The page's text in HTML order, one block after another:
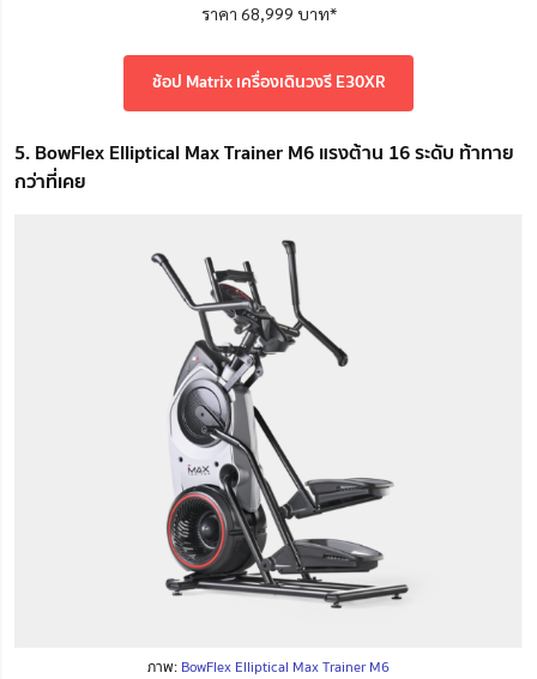
ราคา 68,999 บาท*
ช้อป Matrix เครื่องเดินวงรี E30XR
5. BowFlex Elliptical Max Trainer M6 แรงต้าน 16 ระดับ ท้าทาย
กว่าที่เคย
ภาพ: BowFlex Elliptical Max Trainer M6